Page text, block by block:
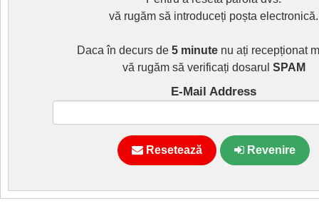
vă rugăm să introduceți poșta electronică.
Daca în decurs de 5 minute nu ați recepționat
vă rugăm să verificați dosarul SPAM
E-Mail Address
Resetează Revenire